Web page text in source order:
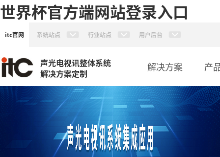
世界杯官方端网站登录入口
itc官网 系统站点 行业站点 用户后台
声光电视讯整体系统
解决方案定制
解决方案 产